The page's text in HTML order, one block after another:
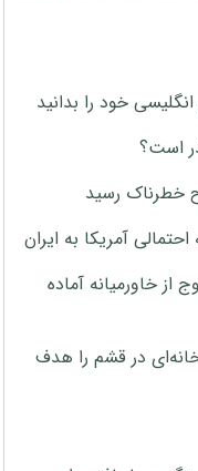
خود را بدانید
خطرناک رسید
آمریکا به ایران
خاورمیانه آماده
پوندی آمریکا خانه‌ای در قشم را هدف